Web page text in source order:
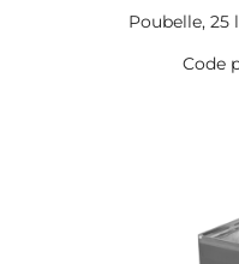
Poubelle, 25
Code